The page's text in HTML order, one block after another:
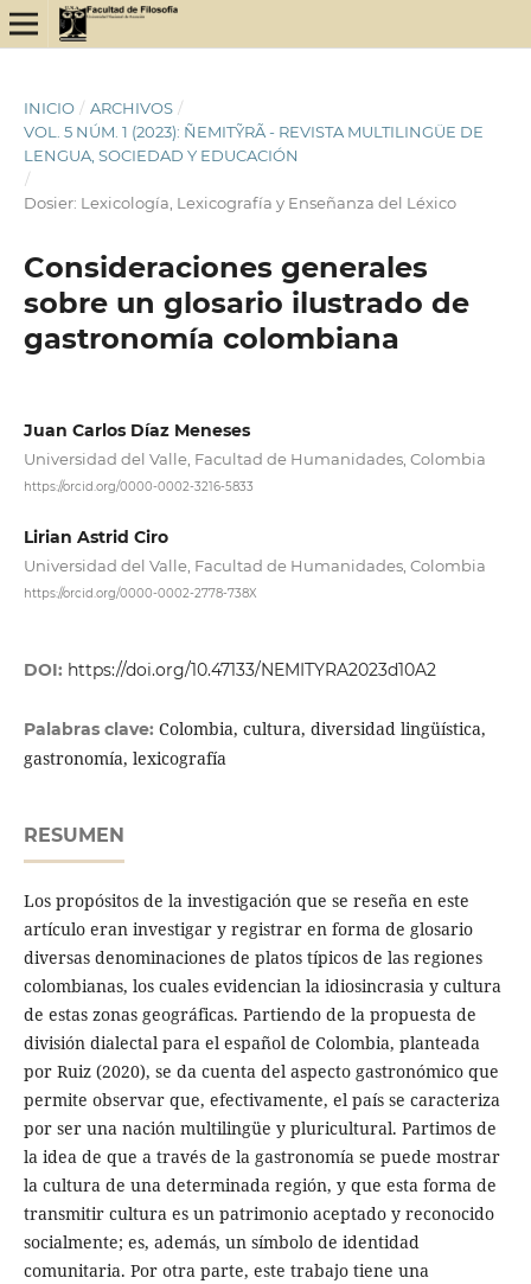
INICIO / ARCHIVOS /
VOL. 5 NÚM. 1 (2023): ÑEMITỸRÃ - REVISTA MULTILINGÜE DE
LENGUA, SOCIEDAD Y EDUCACIÓN
/
Dosier: Lexicología, Lexicografía y Enseñanza del Léxico
Consideraciones generales
sobre un glosario ilustrado de
gastronomía colombiana
Juan Carlos Díaz Meneses
Universidad del Valle, Facultad de Humanidades, Colombia
https://orcid.org/0000-0002-3216-5833
Lirian Astrid Ciro
Universidad del Valle, Facultad de Humanidades, Colombia
https://orcid.org/0000-0002-2778-738X
DOI: https://doi.org/10.47133/NEMITYRA2023d10A2
Palabras clave: Colombia, cultura, diversidad lingüística,
gastronomía, lexicografía
RESUMEN
Los propósitos de la investigación que se reseña en este
artículo eran investigar y registrar en forma de glosario
diversas denominaciones de platos típicos de las regiones
colombianas, los cuales evidencian la idiosincrasia y cultura
de estas zonas geográficas. Partiendo de la propuesta de
división dialectal para el español de Colombia, planteada
por Ruiz (2020), se da cuenta del aspecto gastronómico que
permite observar que, efectivamente, el país se caracteriza
por ser una nación multilingüe y pluricultural. Partimos de
la idea de que a través de la gastronomía se puede mostrar
la cultura de una determinada región, y que esta forma de
transmitir cultura es un patrimonio aceptado y reconocido
socialmente; es, además, un símbolo de identidad
comunitaria. Por otra parte, este trabajo tiene una